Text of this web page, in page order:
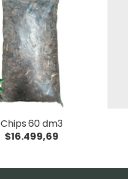
Chips 60 dm3
$16.499,69